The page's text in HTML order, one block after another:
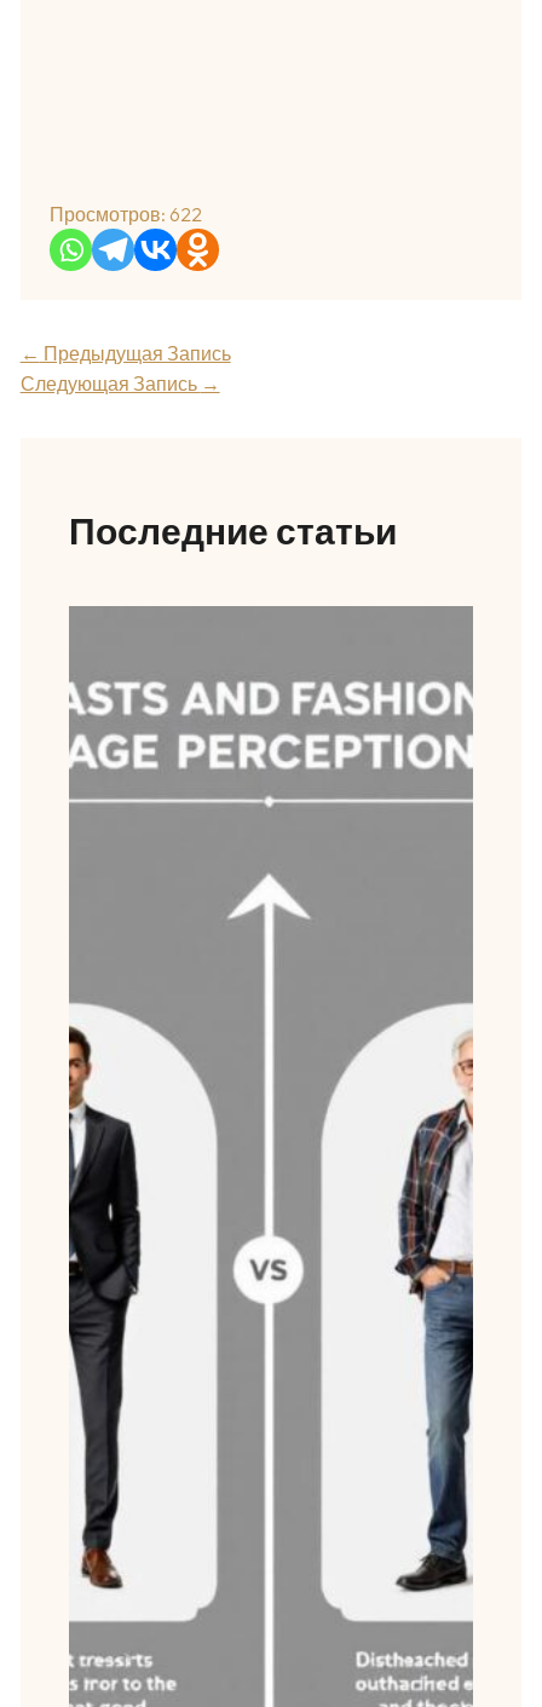
Просмотров: 622
← Предыдущая Запись
Следующая Запись →
Последние статьи